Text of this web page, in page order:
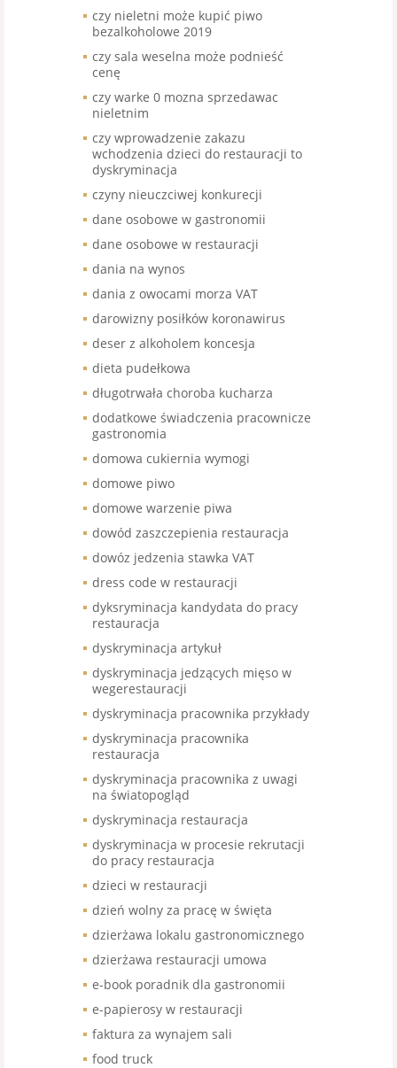
czy nieletni może kupić piwo
bezalkoholowe 2019
czy sala weselna może podnieść
cenę
czy warke 0 mozna sprzedawac
nieletnim
czy wprowadzenie zakazu
wchodzenia dzieci do restauracji to
dyskryminacja
czyny nieuczciwej konkurecji
dane osobowe w gastronomii
dane osobowe w restauracji
dania na wynos
dania z owocami morza VAT
darowizny posiłków koronawirus
deser z alkoholem koncesja
dieta pudełkowa
długotrwała choroba kucharza
dodatkowe świadczenia pracownicze
gastronomia
domowa cukiernia wymogi
domowe piwo
domowe warzenie piwa
dowód zaszczepienia restauracja
dowóz jedzenia stawka VAT
dress code w restauracji
dyksryminacja kandydata do pracy
restauracja
dyskryminacja artykuł
dyskryminacja jedzących mięso w
wegerestauracji
dyskryminacja pracownika przykłady
dyskryminacja pracownika
restauracja
dyskryminacja pracownika z uwagi
na światopogląd
dyskryminacja restauracja
dyskryminacja w procesie rekrutacji
do pracy restauracja
dzieci w restauracji
dzień wolny za pracę w święta
dzierżawa lokalu gastronomicznego
dzierżawa restauracji umowa
e-book poradnik dla gastronomii
e-papierosy w restauracji
faktura za wynajem sali
food truck